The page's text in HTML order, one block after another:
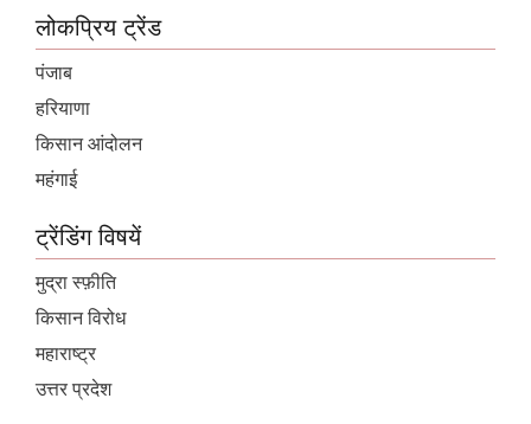
लोकप्रिय ट्रेंड
पंजाब
हरियाणा
किसान आंदोलन
महंगाई
ट्रेंडिंग विषयें
मुद्रा स्फ़ीति
किसान विरोध
महाराष्ट्र
उत्तर प्रदेश